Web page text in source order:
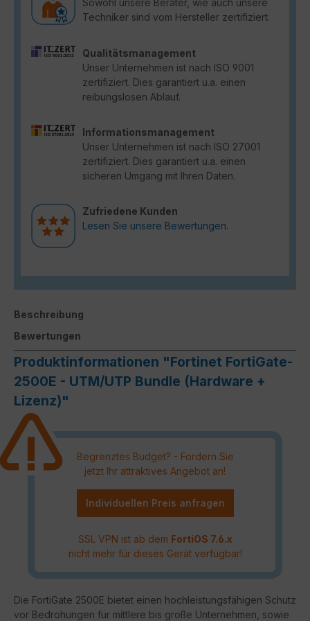
Sowohl unsere Berater, wie auch unsere
Techniker sind vom Hersteller zertifiziert.
Qualitätsmanagement
Unser Unternehmen ist nach ISO 9001
zertifiziert. Dies garantiert u.a. einen
reibungslosen Ablauf.
Informationsmanagement
Unser Unternehmen ist nach ISO 27001
zertifiziert. Dies garantiert u.a. einen
sicheren Umgang mit Ihren Daten.
Zufriedene Kunden
Lesen Sie unsere Bewertungen.
Beschreibung
Bewertungen
Produktinformationen "Fortinet FortiGate-
2500E - UTM/UTP Bundle (Hardware +
Lizenz)"
Begrenztes Budget? - Fordern Sie
jetzt Ihr attraktives Angebot an!
Individuellen Preis anfragen
SSL VPN ist ab dem FortiOS 7.6.x
nicht mehr für dieses Gerät verfügbar!
Die FortiGate 2500E bietet einen hochleistungsfähigen Schutz
vor Bedrohungen für mittlere bis große Unternehmen, sowie